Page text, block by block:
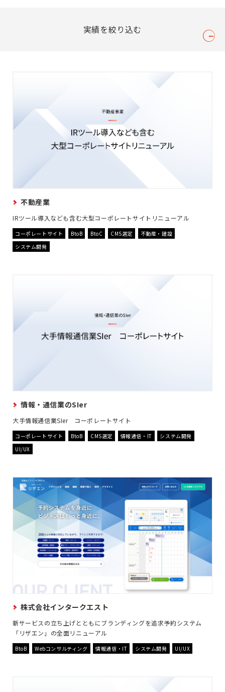
実績を絞り込む
不動産業
IRツール導入なども含む大型コーポレートサイトリニューアル
コーポレートサイト BtoB BtoC CMS選定
不動産・建設
システム開発
情報・通信業のSIer
大手情報通信業SIer コーポレートサイト
コーポレートサイト BtoB CMS選定 情報通信・IT
システム開発
UI/UX
株式会社インタークエスト
新サービスの立ち上げとともにブランディングを追求予約システム
「リザエン」の全面リニューアル
BtoB Webコンサルティング 情報通信・IT システム開発 UI/UX